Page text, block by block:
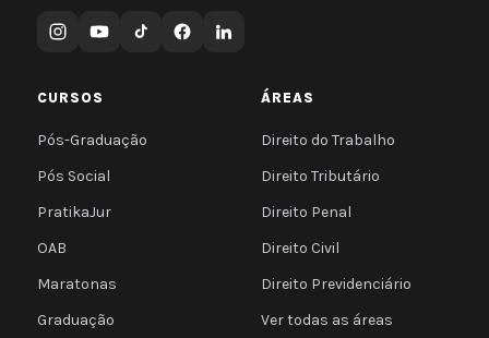
CURSOS
Pós-Graduação
Pós Social
PratikaJur
OAB
Maratonas
Graduação
ÁREAS
Direito do Trabalho
Direito Tributário
Direito Penal
Direito Civil
Direito Previdenciário
Ver todas as áreas